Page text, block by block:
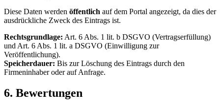
Diese Daten werden öffentlich auf dem Portal angezeigt, da dies der
ausdrückliche Zweck des Eintrags ist.
Rechtsgrundlage: Art. 6 Abs. 1 lit. b DSGVO (Vertragserfüllung)
und Art. 6 Abs. 1 lit. a DSGVO (Einwilligung zur
Veröffentlichung).
Speicherdauer: Bis zur Löschung des Eintrags durch den
Firmeninhaber oder auf Anfrage.
6. Bewertungen